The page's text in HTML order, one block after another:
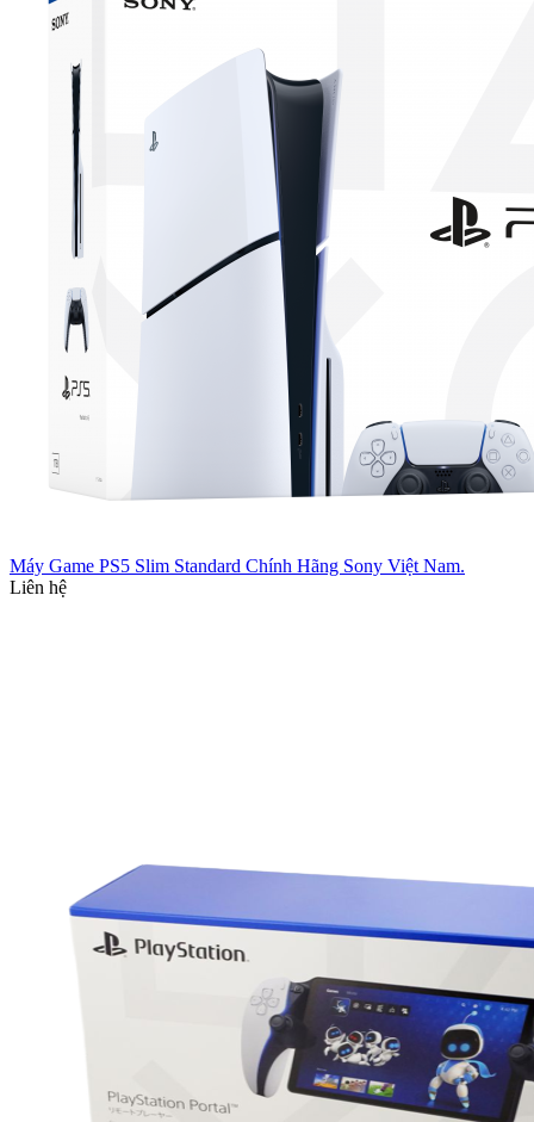
Máy Game PS5 Slim Standard Chính Hãng Sony Việt Nam.
Liên hệ